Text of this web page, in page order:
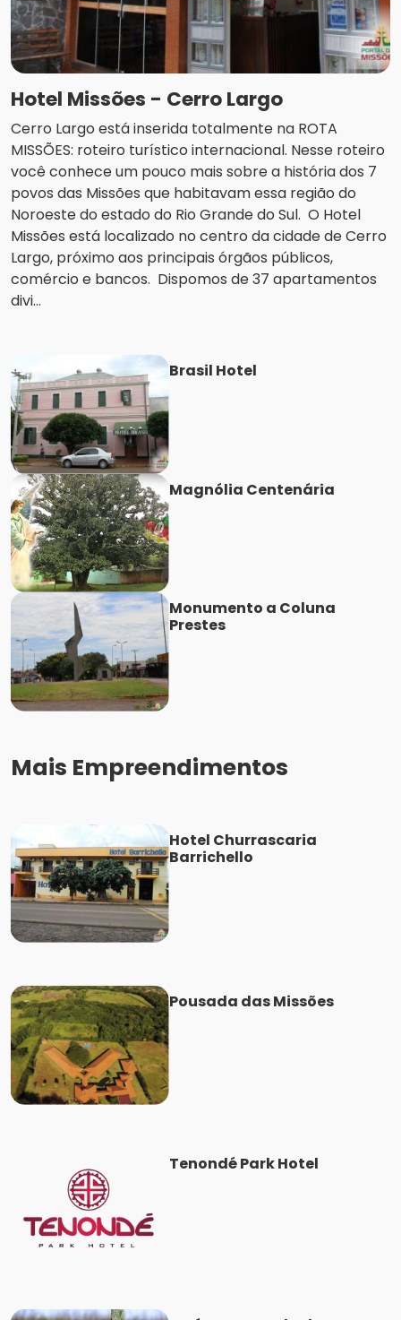
Hotel Missões - Cerro Largo
Cerro Largo está inserida totalmente na ROTA
MISSÕES: roteiro turístico internacional. Nesse roteiro
você conhece um pouco mais sobre a história dos 7
povos das Missões que habitavam essa região do
Noroeste do estado do Rio Grande do Sul. O Hotel
Missões está localizado no centro da cidade de Cerro
Largo, próximo aos principais órgãos públicos,
comércio e bancos. Dispomos de 37 apartamentos
divi...
Brasil Hotel
Magnólia Centenária
Monumento a Coluna
Prestes
Mais Empreendimentos
Hotel Churrascaria
Barrichello
Pousada das Missões
Tenondé Park Hotel